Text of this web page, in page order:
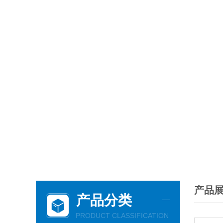
产品分类
PRODUCT CLASSIFICATION
产品